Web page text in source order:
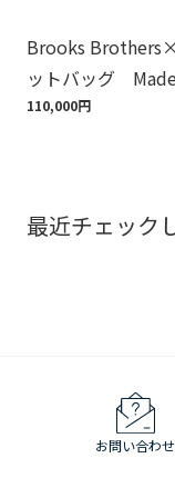
Brooks
ットバッグ
110,000円
最近チェック
お問い合わせ